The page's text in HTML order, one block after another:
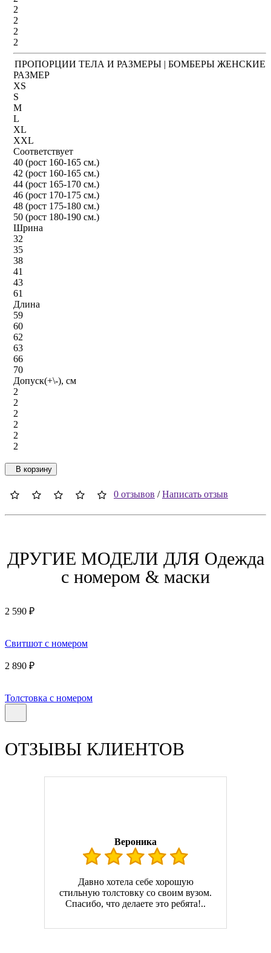
2
2
2
2
ПРОПОРЦИИ ТЕЛА И РАЗМЕРЫ | БОМБЕРЫ ЖЕНСКИЕ
РАЗМЕР
XS
S
M
L
XL
XXL
Соответствует
40 (рост 160-165 см.)
42 (рост 160-165 см.)
44 (рост 165-170 см.)
46 (рост 170-175 см.)
48 (рост 175-180 см.)
50 (рост 180-190 см.)
Шрина
32
35
38
41
43
61
Длина
59
60
62
63
66
70
Допуск(+\-), см
2
2
2
2
2
2
В корзину
0 отзывов /Написать отзыв
ДРУГИЕ МОДЕЛИ ДЛЯ Одежда
с номером & маски
2 590 ₽
Свитшот с номером
2 890 ₽
Толстовка с номером
ОТЗЫВЫ КЛИЕНТОВ
Вероника
Давно хотела себе хорошую
стильную толстовку со своим вузом.
Спасибо, что делаете это ребята!..